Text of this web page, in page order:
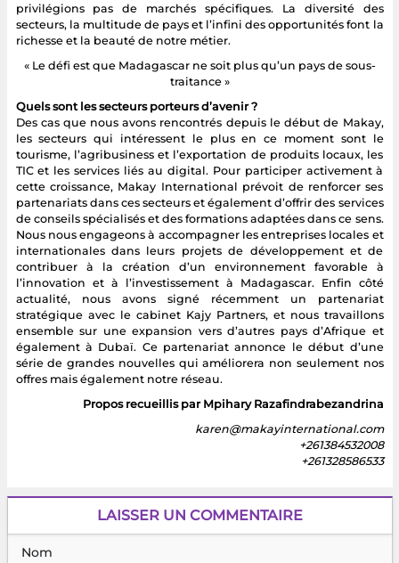
privilégions pas de marchés spécifiques. La diversité des
secteurs, la multitude de pays et l’infini des opportunités font la
richesse et la beauté de notre métier.
« Le défi est que Madagascar ne soit plus qu’un pays de sous-
traitance »
Quels sont les secteurs porteurs d’avenir ?
Des cas que nous avons rencontrés depuis le début de Makay,
les secteurs qui intéressent le plus en ce moment sont le
tourisme, l’agribusiness et l’exportation de produits locaux, les
TIC et les services liés au digital. Pour participer activement à
cette croissance, Makay International prévoit de renforcer ses
partenariats dans ces secteurs et également d’offrir des services
de conseils spécialisés et des formations adaptées dans ce sens.
Nous nous engageons à accompagner les entreprises locales et
internationales dans leurs projets de développement et de
contribuer à la création d’un environnement favorable à
l’innovation et à l’investissement à Madagascar. Enfin côté
actualité, nous avons signé récemment un partenariat
stratégique avec le cabinet Kajy Partners, et nous travaillons
ensemble sur une expansion vers d’autres pays d’Afrique et
également à Dubaï. Ce partenariat annonce le début d’une
série de grandes nouvelles qui améliorera non seulement nos
offres mais également notre réseau.
Propos recueillis par Mpihary Razafindrabezandrina
karen@makayinternational.com
+261384532008
+261328586533
LAISSER UN COMMENTAIRE
Nom